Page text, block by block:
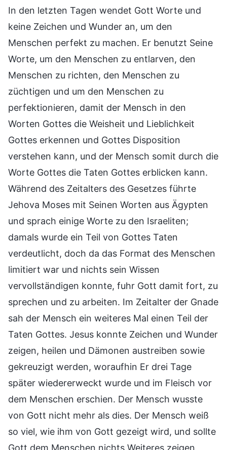
In den letzten Tagen wendet Gott Worte und
keine Zeichen und Wunder an, um den
Menschen perfekt zu machen. Er benutzt Seine
Worte, um den Menschen zu entlarven, den
Menschen zu richten, den Menschen zu
züchtigen und um den Menschen zu
perfektionieren, damit der Mensch in den
Worten Gottes die Weisheit und Lieblichkeit
Gottes erkennen und Gottes Disposition
verstehen kann, und der Mensch somit durch die
Worte Gottes die Taten Gottes erblicken kann.
Während des Zeitalters des Gesetzes führte
Jehova Moses mit Seinen Worten aus Ägypten
und sprach einige Worte zu den Israeliten;
damals wurde ein Teil von Gottes Taten
verdeutlicht, doch da das Format des Menschen
limitiert war und nichts sein Wissen
vervollständigen konnte, fuhr Gott damit fort, zu
sprechen und zu arbeiten. Im Zeitalter der Gnade
sah der Mensch ein weiteres Mal einen Teil der
Taten Gottes. Jesus konnte Zeichen und Wunder
zeigen, heilen und Dämonen austreiben sowie
gekreuzigt werden, woraufhin Er drei Tage
später wiedererweckt wurde und im Fleisch vor
dem Menschen erschien. Der Mensch wusste
von Gott nicht mehr als dies. Der Mensch weiß
so viel, wie ihm von Gott gezeigt wird, und sollte
Gott dem Menschen nichts Weiteres zeigen,